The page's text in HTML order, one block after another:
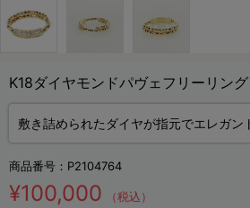
K18ダイヤモンドパヴェフリーリング
敷き詰められたダイヤが指元でエレガン
商品番号： P2104764
¥100,000 （税込）